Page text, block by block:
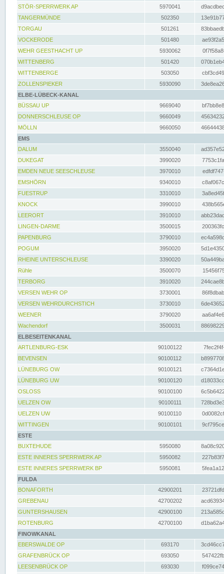
STÖR-SPERRWERK AP 5970041
TANGERMÜNDE
502350
TORGAU
501261
VOCKERODE
501480
WEHR GEESTHACHT UP
5930062
WITTENBERG
501420
WITTENBERGE
503050
ZOLLENSPIEKER
5930090
ELBE-LÜBECK-KANAL
BÜSSAU UP
9669040
DONNERSCHLEUSE OP
9660049
MÖLLN
9660050
EMS
DALUM
3550040
DUKEGAT
3990020
EMDEN NEUE SEESCHLEUSE
3970010
EMSHÖRN
9340010
FUESTRUP
3310010
KNOCK
3990010
LEERORT
3910010
LINGEN-DARME
3500015
PAPENBURG
3790010
POGUM
3950020
RHEINE UNTERSCHLEUSE
3390020
Rühle
3500070
TERBORG
3910020
VERSEN WEHR OP
3730001
VERSEN WEHRDURCHSTICH
3730010
WEENER
3790020
Wachendorf
3500031
ELBESEITENKANAL
ARTLENBURG-ESK
90100122
BEVENSEN
90100112
LÜNEBURG OW
90100121
LÜNEBURG UW
90100120
OSLOSS
90100100
UELZEN OW
90100111
UELZEN UW
90100110
WITTINGEN
90100101
ESTE
BUXTEHUDE
5950080
ESTE INNERES SPERRWERK AP
5950082
ESTE INNERES SPERRWERK BP
5950081
FULDA
BONAFORTH
42900201
GREBENAU
42700202
GUNTERSHAUSEN
42900100
ROTENBURG
42700100
FINOWKANAL
EBERSWALDE OP
693170
GRAFENBRÜCK OP
693050
LEESENBRÜCK OP
693030